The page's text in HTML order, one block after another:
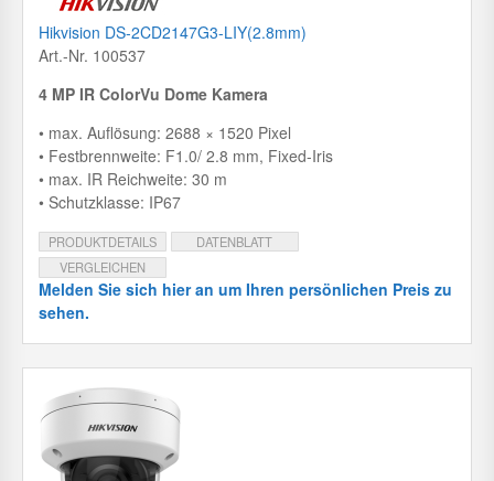
Hikvision DS-2CD2147G3-LIY(2.8mm)
Art.-Nr. 100537
4 MP IR ColorVu Dome Kamera
• max. Auflösung: 2688 × 1520 Pixel
• Festbrennweite: F1.0/ 2.8 mm, Fixed-Iris
• max. IR Reichweite: 30 m
• Schutzklasse: IP67
PRODUKTDETAILS
DATENBLATT
VERGLEICHEN
Melden Sie sich hier an um Ihren persönlichen Preis zu
sehen.